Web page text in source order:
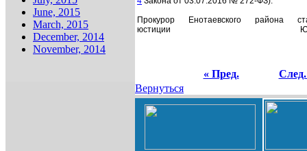
June, 2015
March, 2015
December, 2014
November, 2014
Прокурор Енотаевского района
юстиции
« Пред.
Вернуться